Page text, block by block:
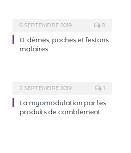
6 SEPTEMBRE 2019 0
Œdèmes, poches et festons
malaires
2 SEPTEMBRE 2019 1
La myomodulation par les
produits de comblement